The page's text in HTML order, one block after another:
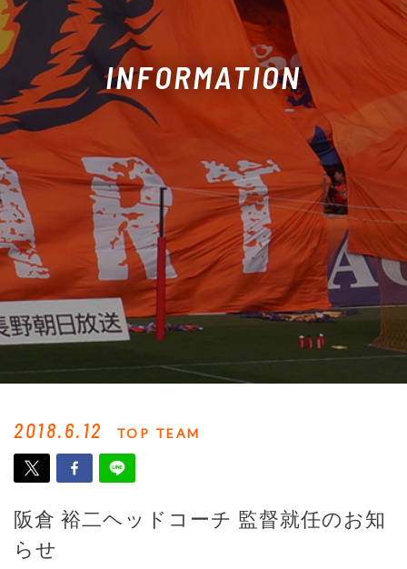
INFORMATION
2018.6.12 TOP TEAM
阪倉 裕二ヘッドコーチ 監督就任のお知
らせ